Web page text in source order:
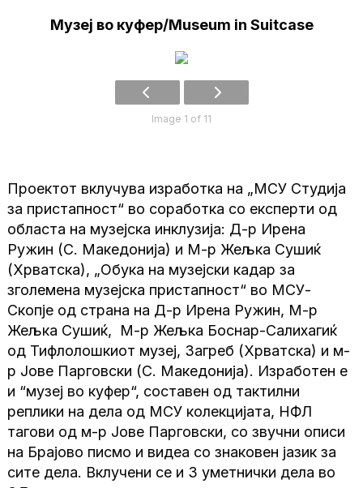
Музеј во куфер/Museum in Suitcase
Image 1 of 11
Проектот вклучува изработка на „МСУ Студија
за пристапност“ во соработка со експерти од
областа на музејска инклузија: Д-р Ирена
Ружин (С. Македонија) и М-р Жељка Сушиќ
(Хрватска), „Обука на музејски кадар за
зголемена музејска пристапност“ во МСУ-
Скопје од страна на Д-р Ирена Ружин, М-р
Жељка Сушиќ, М-р Жељка Боснар-Салихагиќ
од Тифлолошкиот музеј, Загреб (Хрватска) и м-
р Јове Парговски (С. Македонија). Изработен е
и “музеј во куфер“, составен од тактилни
реплики на дела од МСУ колекцијата, НФЛ
тагови од м-р Јове Парговски, со звучни описи
на Брајово писмо и видеа со знаковен јазик за
сите дела. Вклучени се и 3 уметнички дела во